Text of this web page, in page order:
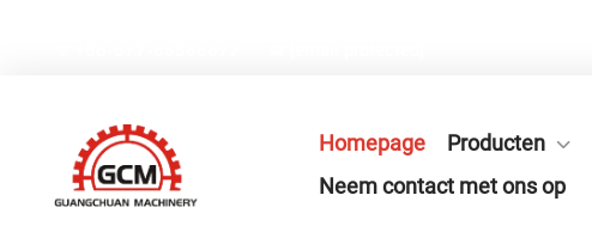
Homepage Producten
Neem contact met ons op